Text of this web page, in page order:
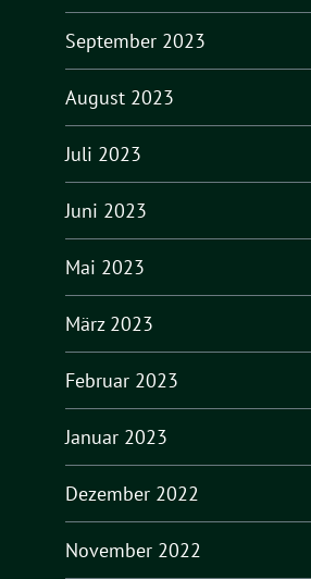
September 2023
August 2023
Juli 2023
Juni 2023
Mai 2023
März 2023
Februar 2023
Januar 2023
Dezember 2022
November 2022